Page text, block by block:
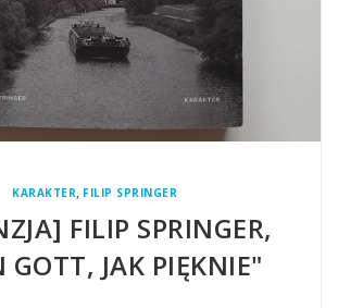
KARAKTER, FILIP SPRINGER
FILIP SPRINGER,
GOTT, JAK PIĘKNIE"